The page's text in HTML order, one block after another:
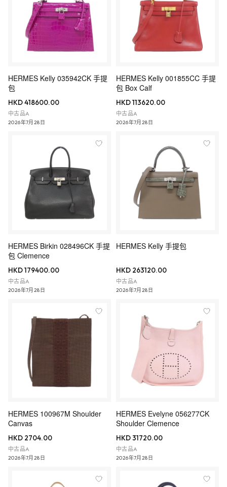
HERMES Kelly 035942CK 手提
包
HKD 418600.00
中古品A
2026年7月28日
HERMES Kelly 001855CC 手提
包 Box Calf
HKD 113620.00
中古品A
2026年7月28日
HERMES Birkin 028496CK 手提
包 Clemence
HKD 179400.00
中古品A
2026年7月28日
HERMES Kelly 手提包
HKD 263120.00
中古品A
2026年7月28日
HERMES 100967M Shoulder
Canvas
HKD 2704.00
中古品A
2026年7月28日
HERMES Evelyne 056277CK
Shoulder Clemence
HKD 31720.00
中古品A
2026年7月28日